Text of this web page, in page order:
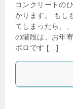
コンクリートの
かります。 もし
てしまったら、
の階段は、お年
ボロです […]